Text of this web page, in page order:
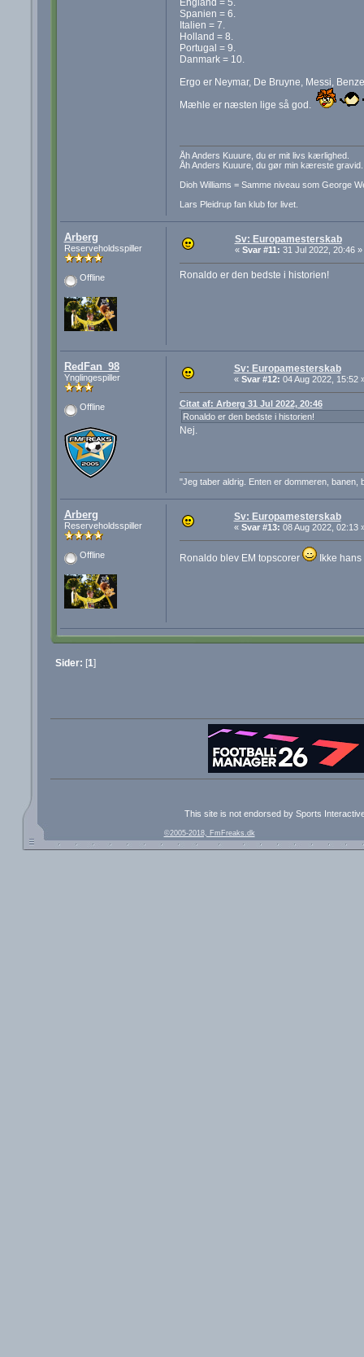
Spanien = 6.
Italien = 7.
Holland = 8.
Portugal = 9.
Danmark = 10.
Ergo er Neymar, De Bruyne, Messi,
Mæhle er næsten lige så god.
Åh Anders Kuuure, du er mit livs kærlighed.
Åh Anders Kuuure, du gør min kæreste gravid.
Dioh Williams = Samme niveau som George
Lars Pleidrup fan klub for livet.
Arberg
Reserveholdsspiller
Offline
Sv: Europamesterskab
« Svar #11: 31 Jul 2022, 20:46 »
Ronaldo er den bedste i historien!
RedFan_98
Ynglingespiller
Offline
Sv: Europamesterskab
« Svar #12: 04 Aug 2022, 15:52
Citat af: Arberg 31 Jul 2022, 20:46
Ronaldo er den bedste i historien!
Nej.
"Jeg taber aldrig. Enten er dommeren, banen,
Arberg
Reserveholdsspiller
Offline
Sv: Europamesterskab
« Svar #13: 08 Aug 2022, 02:13
Ronaldo blev EM topscorer Ikke hans
Sider: [1]
This site is not endorsed by Sports
©2005-2018, FmFreaks.dk